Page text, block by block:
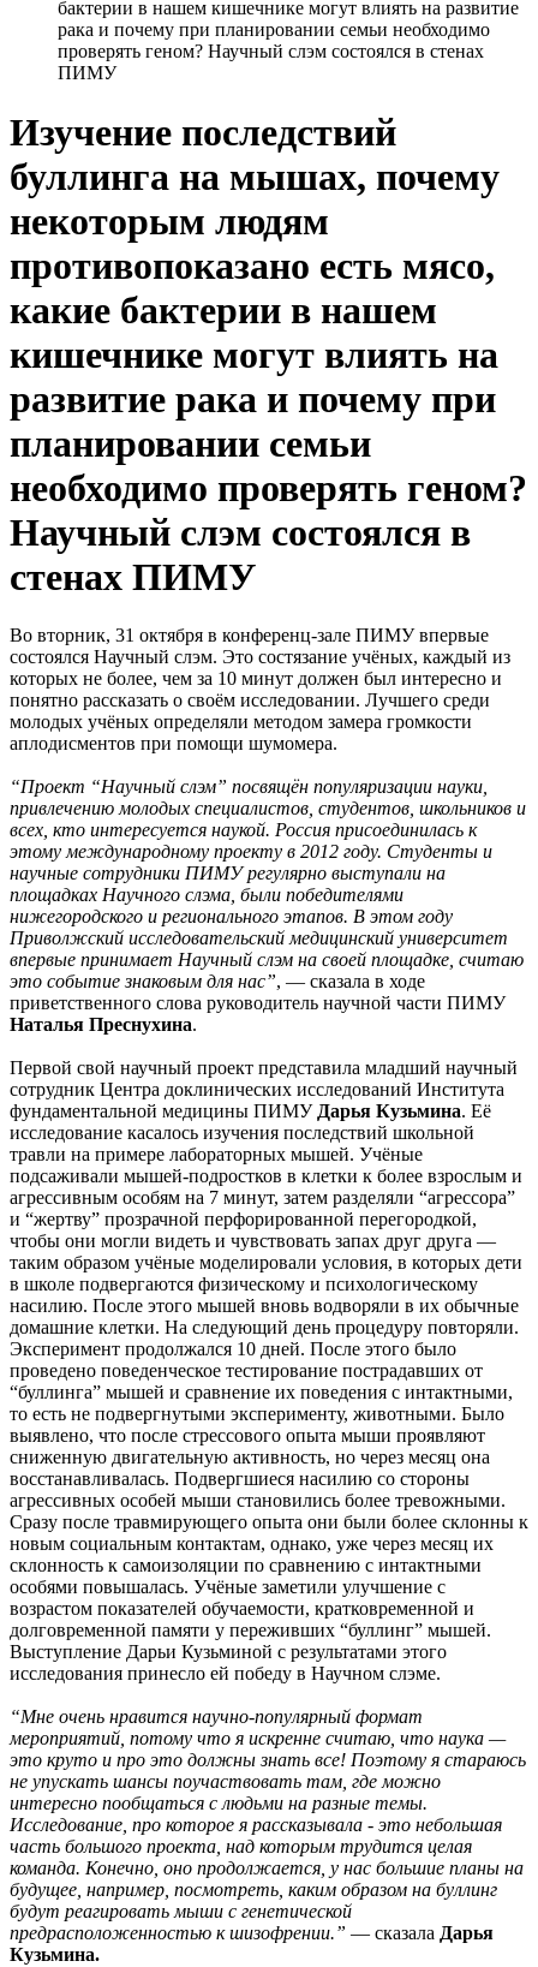
бактерии в нашем кишечнике могут влиять на развитие
рака и почему при планировании семьи необходимо
проверять геном? Научный слэм состоялся в стенах
ПИМУ
Изучение последствий
буллинга на мышах, почему
некоторым людям
противопоказано есть мясо,
какие бактерии в нашем
кишечнике могут влиять на
развитие рака и почему при
планировании семьи
необходимо проверять геном?
Научный слэм состоялся в
стенах ПИМУ
Во вторник, 31 октября в конференц-зале ПИМУ впервые
состоялся Научный слэм. Это состязание учёных, каждый из
которых не более, чем за 10 минут должен был интересно и
понятно рассказать о своём исследовании. Лучшего среди
молодых учёных определяли методом замера громкости
аплодисментов при помощи шумомера.
“Проект “Научный слэм” посвящён популяризации науки,
привлечению молодых специалистов, студентов, школьников и
всех, кто интересуется наукой. Россия присоединилась к
этому международному проекту в 2012 году. Студенты и
научные сотрудники ПИМУ регулярно выступали на
площадках Научного слэма, были победителями
нижегородского и регионального этапов. В этом году
Приволжский исследовательский медицинский университет
впервые принимает Научный слэм на своей площадке, считаю
это событие знаковым для нас”, — сказала в ходе
приветственного слова руководитель научной части ПИМУ
Наталья Преснухина.
Первой свой научный проект представила младший научный
сотрудник Центра доклинических исследований Института
фундаментальной медицины ПИМУ Дарья Кузьмина. Её
исследование касалось изучения последствий школьной
травли на примере лабораторных мышей. Учёные
подсаживали мышей-подростков в клетки к более взрослым и
агрессивным особям на 7 минут, затем разделяли “агрессора”
и “жертву” прозрачной перфорированной перегородкой,
чтобы они могли видеть и чувствовать запах друг друга —
таким образом учёные моделировали условия, в которых дети
в школе подвергаются физическому и психологическому
насилию. После этого мышей вновь водворяли в их обычные
домашние клетки. На следующий день процедуру повторяли.
Эксперимент продолжался 10 дней. После этого было
проведено поведенческое тестирование пострадавших от
“буллинга” мышей и сравнение их поведения с интактными,
то есть не подвергнутыми эксперименту, животными. Было
выявлено, что после стрессового опыта мыши проявляют
сниженную двигательную активность, но через месяц она
восстанавливалась. Подвергшиеся насилию со стороны
агрессивных особей мыши становились более тревожными.
Сразу после травмирующего опыта они были более склонны к
новым социальным контактам, однако, уже через месяц их
склонность к самоизоляции по сравнению с интактными
особями повышалась. Учёные заметили улучшение с
возрастом показателей обучаемости, кратковременной и
долговременной памяти у переживших “буллинг” мышей.
Выступление Дарьи Кузьминой с результатами этого
исследования принесло ей победу в Научном слэме.
“Мне очень нравится научно-популярный формат
мероприятий, потому что я искренне считаю, что наука —
это круто и про это должны знать все! Поэтому я стараюсь
не упускать шансы поучаствовать там, где можно
интересно пообщаться с людьми на разные темы.
Исследование, про которое я рассказывала - это небольшая
часть большого проекта, над которым трудится целая
команда. Конечно, оно продолжается, у нас большие планы на
будущее, например, посмотреть, каким образом на буллинг
будут реагировать мыши с генетической
предрасположенностью к шизофрении.” — сказала Дарья
Кузьмина.